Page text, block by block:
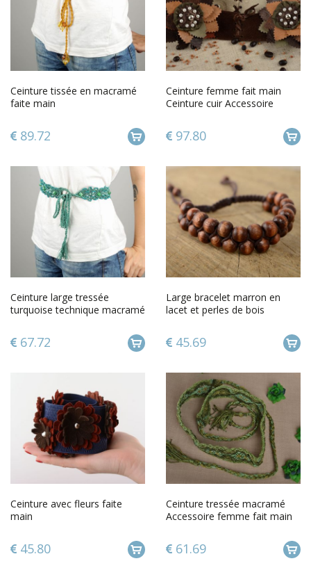
Ceinture tissée en macramé
faite main
89.72
Ceinture femme fait main
Ceinture cuir Accessoire
97.80
Ceinture large tressée
turquoise technique macramé
67.72
Large bracelet marron en
lacet et perles de bois
femme
45.69
Ceinture avec fleurs faite
main
45.80
Ceinture tressée macramé
Accessoire femme fait main
61.69